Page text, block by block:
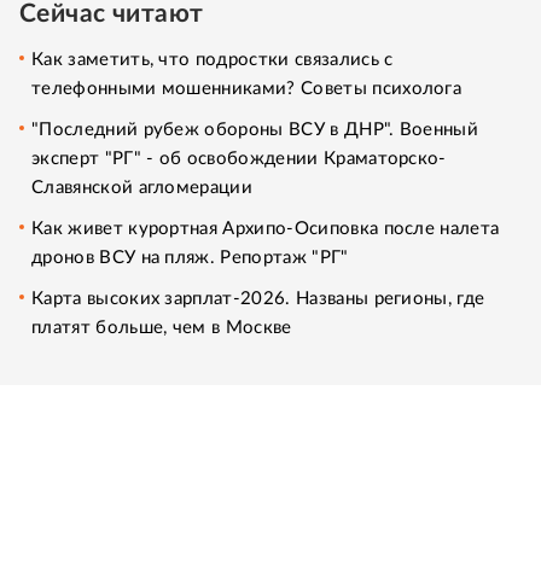
Сейчас читают
Как заметить, что подростки связались с
телефонными мошенниками? Советы психолога
"Последний рубеж обороны ВСУ в ДНР". Военный
эксперт "РГ" - об освобождении Краматорско-
Славянской агломерации
Как живет курортная Архипо-Осиповка после налета
дронов ВСУ на пляж. Репортаж "РГ"
Карта высоких зарплат-2026. Названы регионы, где
платят больше, чем в Москве